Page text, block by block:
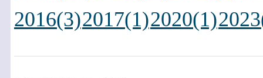
2016(3)2017(1)2020(1)